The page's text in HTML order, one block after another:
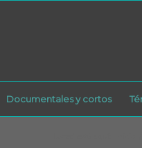
Documentales y cortos